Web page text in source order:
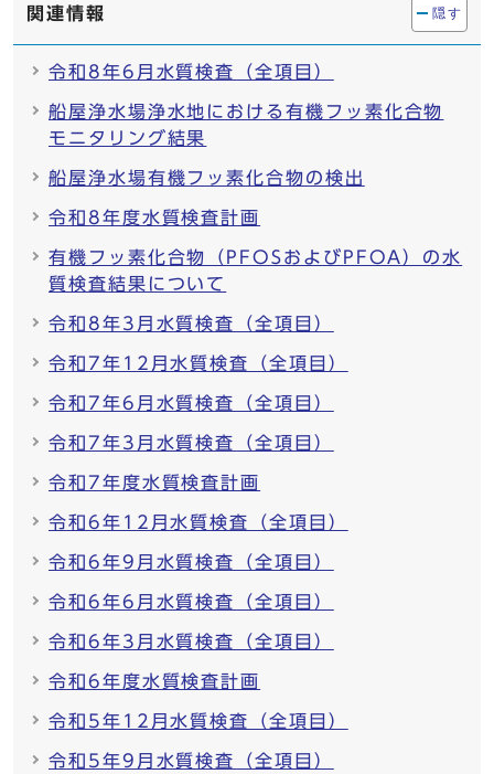
関連情報 隠す
令和8年6月水質検査（全項目）
船屋浄水場浄水地における有機フッ素化合物
モニタリング結果
船屋浄水場有機フッ素化合物の検出
令和8年度水質検査計画
有機フッ素化合物（PFOSおよびPFOA）の水
質検査結果について
令和8年3月水質検査（全項目）
令和7年12月水質検査（全項目）
令和7年6月水質検査（全項目）
令和7年3月水質検査（全項目）
令和7年度水質検査計画
令和6年12月水質検査（全項目）
令和6年9月水質検査（全項目）
令和6年6月水質検査（全項目）
令和6年3月水質検査（全項目）
令和6年度水質検査計画
令和5年12月水質検査（全項目）
令和5年9月水質検査（全項目）